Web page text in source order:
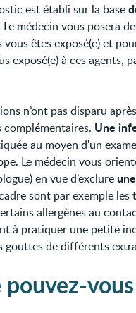
est établi sur la base
Le médecin vous posera
vous êtes exposé(e) et
exposé(e) à ces
n’ont pas disparu après
complémentaires. Une
au moyen d'un
Le médecin vous
en vue d’exclure
sont par exemple
allergènes au
à pratiquer une petite
gouttes de différents
pouvez-